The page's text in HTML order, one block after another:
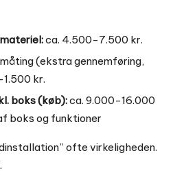
ca. 4.500-7.500 kr.
(ekstra gennemføring,
kr.
boks (køb):ca. 9.000-16.000
boks og funktioner
ofte virkeligheden.